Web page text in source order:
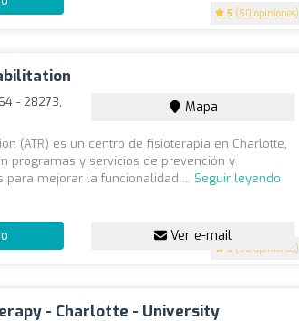
5 (50 opiniones)
5 (50 opiniones)
- 28273,
Mapa
(ATR) es un centro de fisioterapia en Charlotte,
programas y servicios de prevención y
para mejorar la funcionalidad ... Seguir leyendo
Ver e-mail
- Charlotte - University